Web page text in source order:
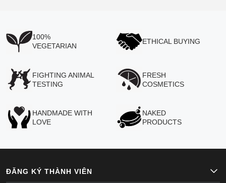
100%
VEGETARIAN
ETHICAL BUYING
FIGHTING ANIMAL
TESTING
FRESH
COSMETICS
HANDMADE WITH
LOVE
NAKED
PRODUCTS
ĐĂNG KÝ THÀNH VIÊN